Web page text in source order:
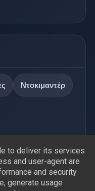
Ντοκιμαντέρ
to deliver its services
and user-agent are
and security
generate usage